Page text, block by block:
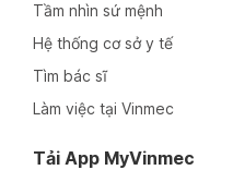
Tầm nhìn sứ mệnh
Hệ thống cơ sở y tế
Tìm bác sĩ
Làm việc tại Vinmec
Tải App MyVinmec